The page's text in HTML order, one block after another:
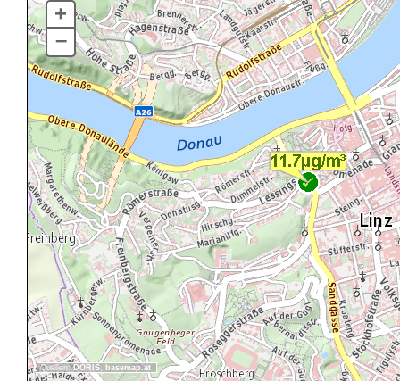
Quellen:DORIS, basemap.at
+
–